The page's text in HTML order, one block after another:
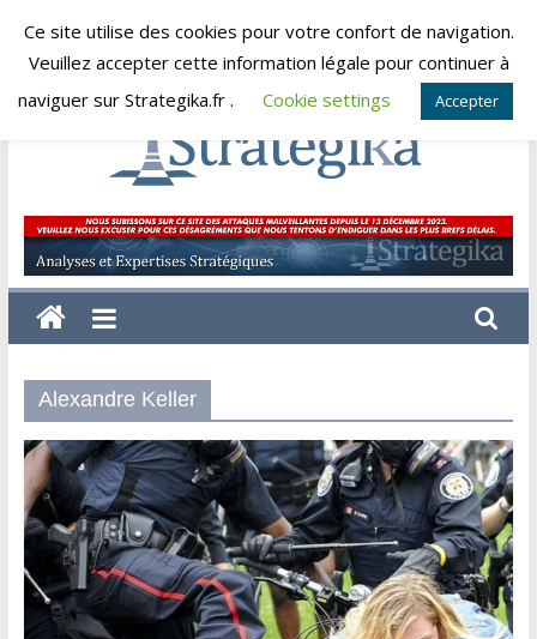
Skip
dimanche, août 9, 2026
Strategika
Expertise
et
Analyses
Alexandre Keller
Ce site utilise des cookies pour votre confort de navigation.
Veuillez accepter cette information légale pour continuer à
naviguer sur Strategika.fr .
Cookie settings Accepter